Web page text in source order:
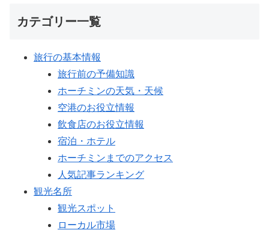
カテゴリー一覧
旅行の基本情報
旅行前の予備知識
ホーチミンの天気・天候
空港のお役立情報
飲食店のお役立情報
宿泊・ホテル
ホーチミンまでのアクセス
人気記事ランキング
観光名所
観光スポット
ローカル市場